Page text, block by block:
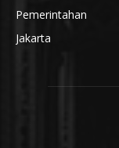
Pemerintahan
Jakarta